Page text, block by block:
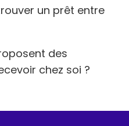
un prêt entre
des
chez soi ?